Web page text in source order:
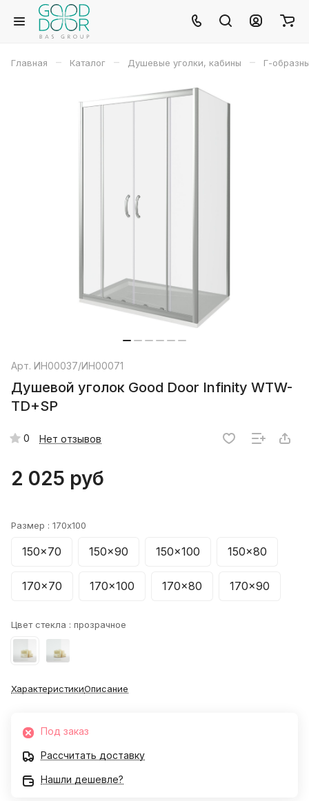
Главная – Каталог – Душевые уголки, кабины – Г-
Арт. ИН00037/ИН00071
Душевой уголок Good Door Infinity WTW-
TD+SP
0 Нет отзывов
2 025 руб
Размер : 170x100
150x70 150x90 150x100 150x80
170x70 170x100 170x80 170x90
Цвет стекла : прозрачное
ХарактеристикиОписание
Под заказ
Рассчитать доставку
Нашли дешевле?